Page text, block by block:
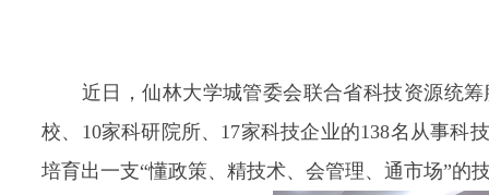
近日，仙林大学城管委会联合省科技资源统
校、10家科研院所、17家科技企业的138名从事科
培育出一支“懂政策、精技术、会管理、通市场”的